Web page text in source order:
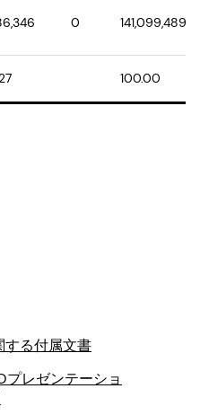
0 141,099,489
100.00
する付属文書
プレゼンテーショ